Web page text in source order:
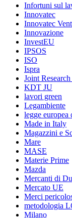
Infortuni sul
Innovatec
Innovatec
Innovazione
InvestEU
IPSOS
ISO
Ispra
Joint
KDT JU
lavori green
Legambiente
legge europea
Made in Italy
Magazzini e
Mare
MASE
Materie Prime
Mazda
Mercanti di
Mercato UE
Merci
metodologia
Milano